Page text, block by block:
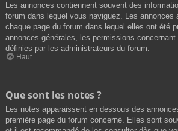
Les annonces contiennent souvent des
forum dans lequel vous naviguez. Les annonces
chaque page du forum dans lequel elles ont été
annonces générales, les permissions
définies par les administrateurs du forum.
Haut
Que sont les notes ?
Les notes apparaissent en dessous des
première page du forum concerné. Elles sont